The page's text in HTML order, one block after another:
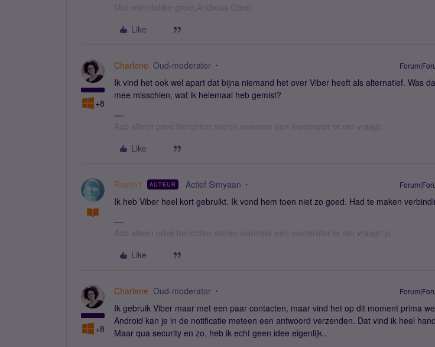
Met vriendelijke groet,Andreas Otten
Like
+8
Charlene Oud-moderator
Ik vind het ook wel apart dat bijna niemand het over Viber heeft als alternatief. Was
mee misschien, wat ik helemaal heb gemist?
Aub alleen privé berichten sturen wanneer een moderator er om vraagt
Like
Raytje1 AUTEUR Actief Simyaan
Ik heb Viber heel kort gebruikt. Ik vond hem toen niet zo goed. Had te maken
Aub alleen privé berichten sturen wanneer een moderator er om vraagt :p
Like
+8
Charlene Oud-moderator
Ik gebruik Viber maar met een paar contacten, maar vind het op dit moment prima
Android kan je in de notificatie meteen een antwoord verzenden. Dat vind ik heel
Maar qua security en zo, heb ik echt geen idee eigenlijk..